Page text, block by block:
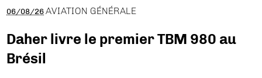
06/08/26 AVIATION GÉNÉRALE
Daher livre le premier TBM 980 au
Brésil